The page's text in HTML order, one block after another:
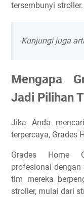
tersembunyi stroller.
Kunjungi juga
Mengapa
Jadi Pilihan
Jika Anda
terpercaya, Grades
Grades Home
profesional
tim mereka
stroller, mulai dari